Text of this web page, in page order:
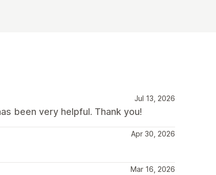
Jul 13, 2026
been very helpful. Thank you!
Apr 30, 2026
Mar 16, 2026